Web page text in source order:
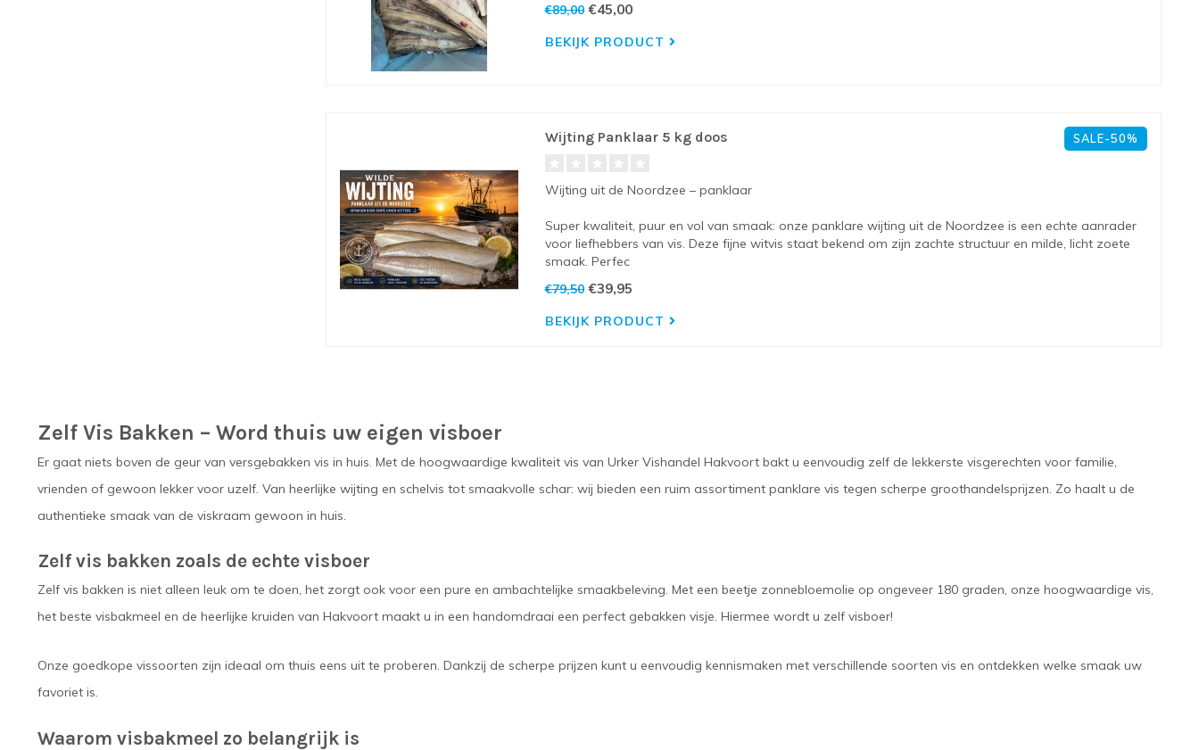
€89,00€45,00
BEKIJK PRODUCT
SALE-50%
Wijting Panklaar 5 kg doos
Wijting uit de Noordzee – panklaar
Super kwaliteit, puur en vol van smaak: onze panklare wijting uit de Noordzee is een echte aanrader
voor liefhebbers van vis. Deze fijne witvis staat bekend om zijn zachte structuur en milde, licht zoete
smaak. Perfec
€79,50€39,95
BEKIJK PRODUCT
Zelf Vis Bakken – Word thuis uw eigen visboer
Er gaat niets boven de geur van versgebakken vis in huis. Met de hoogwaardige kwaliteit vis van Urker Vishandel Hakvoort bakt u eenvoudig zelf de lekkerste visgerechten voor familie,
vrienden of gewoon lekker voor uzelf. Van heerlijke wijting en schelvis tot smaakvolle schar: wij bieden een ruim assortiment panklare vis tegen scherpe groothandelsprijzen. Zo haalt u de
authentieke smaak van de viskraam gewoon in huis.
Zelf vis bakken zoals de echte visboer
Zelf vis bakken is niet alleen leuk om te doen, het zorgt ook voor een pure en ambachtelijke smaakbeleving. Met een beetje zonnebloemolie op ongeveer 180 graden, onze hoogwaardige vis,
het beste visbakmeel en de heerlijke kruiden van Hakvoort maakt u in een handomdraai een perfect gebakken visje. Hiermee wordt u zelf visboer!
Onze goedkope vissoorten zijn ideaal om thuis eens uit te proberen. Dankzij de scherpe prijzen kunt u eenvoudig kennismaken met verschillende soorten vis en ontdekken welke smaak uw
favoriet is.
Waarom visbakmeel zo belangrijk is